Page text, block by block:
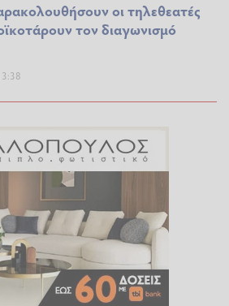
οι τηλεθεατές
τον διαγωνισμό